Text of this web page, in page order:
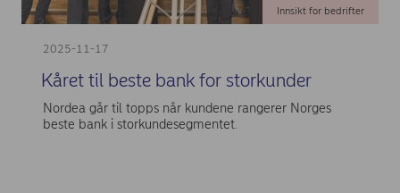
2025-11-17
Innsikt for bedrifter
Kåret til beste bank for storkunder
Nordea går til topps når kundene rangerer Norges
beste bank i storkundesegmentet.